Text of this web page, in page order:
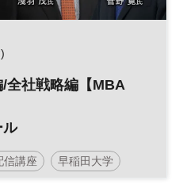
全社戦略編【MBA
ル
信講座 早稲田大学